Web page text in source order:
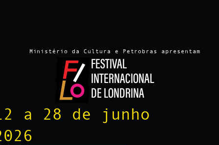
Ministério da Cultura e Petrobras apresentam
FESTIVAL
INTERNACIONAL
DE LONDRINA
a 28 de junho